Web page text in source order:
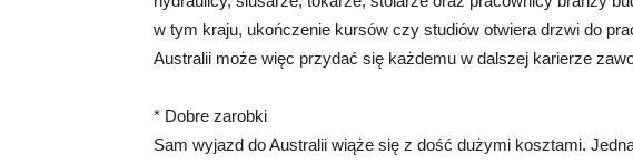
w tym kraju, ukończenie kursów czy studiów otwiera drzwi do
Australii może więc przydać się każdemu w dalszej karierze
* Dobre zarobki
Sam wyjazd do Australii wiąże się z dość dużymi kosztami.